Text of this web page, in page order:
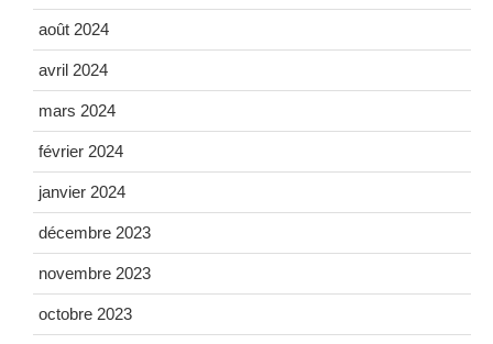
août 2024
avril 2024
mars 2024
février 2024
janvier 2024
décembre 2023
novembre 2023
octobre 2023